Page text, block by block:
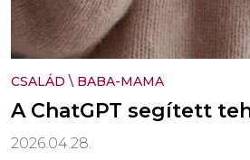
CSALÁD \ BABA-MAMA
A ChatGPT segített
2026.04.28.